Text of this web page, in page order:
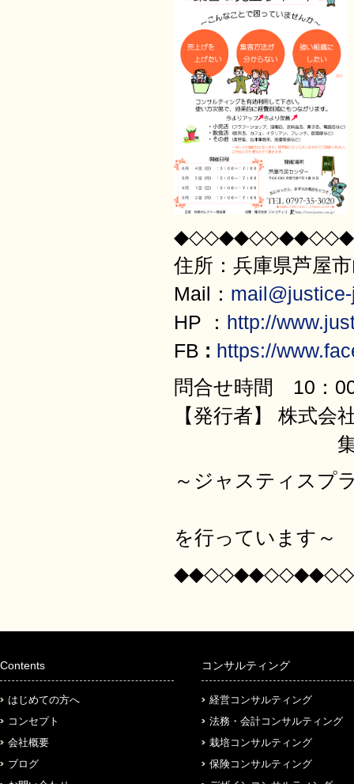
住所：兵庫県芦屋
Mail：
HP ： http://
FB : https://
問合せ時間 10：
【発行者】 株式会
集客と売上
～ジャスティスプ
を行っています～
Contents
はじめての方へ
コンセプト
会社概要
ブログ
コンサルティング
経営コンサルティング
法務・会計コンサルティング
栽培コンサルティング
保険コンサルティング